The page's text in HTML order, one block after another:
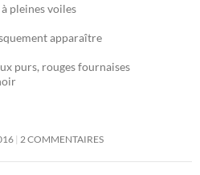
pleines voiles
apparaître
purs, rouges fournaises
2 COMMENTAIRES